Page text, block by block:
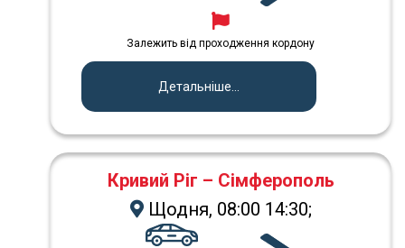
Залежить від проходження кордону
Детальніше...
Кривий Ріг – Сімферополь
Щодня, 08:00 14:30;